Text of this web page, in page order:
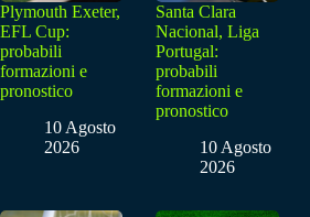
Plymouth Exeter,
EFL Cup:
probabili
formazioni e
pronostico
10 Agosto
2026
Santa Clara
Nacional, Liga
Portugal:
probabili
formazioni e
pronostico
10 Agosto
2026